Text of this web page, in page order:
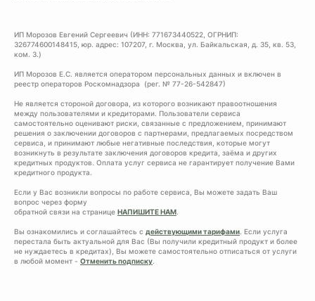
ИП Морозов Евгений Сергеевич (ИНН: 771673440522, ОГРНИП:
326774600148415, юр. адрес: 107207, г. Москва, ул. Байкальская, д. 35, кв. 53,
ком. 3.)
ИП Морозов Е.С. является оператором персональных данных и включен в
реестр операторов Роскомнадзора (рег. № 77-26-542847)
Не является стороной договора, из которого возникают правоотношения
между пользователями и кредиторами. Пользователи сервиса
самостоятельно оценивают риски, связанные с предложением, принимают
решения о заключении договоров с партнерами, предлагаемых посредством
сервиса, и принимают любые негативные последствия, которые могут
возникнуть в результате заключения договоров кредита, заёма и других
кредитных продуктов. Оплата услуг сервиса не гарантирует получение Вами
кредитного продукта.
Если у Вас возникли вопросы по работе сервиса, Вы можете задать Ваш
вопрос через форму
обратной связи на странице НАПИШИТЕ НАМ.
Вы ознакомились и соглашайтесь с действующими тарифами. Если услуга
перестала быть актуальной для Вас (Вы получили кредитный продукт и более
не нуждаетесь в кредитах), Вы можете самостоятельно отписаться от услуги
в любой момент - Отменить подписку.